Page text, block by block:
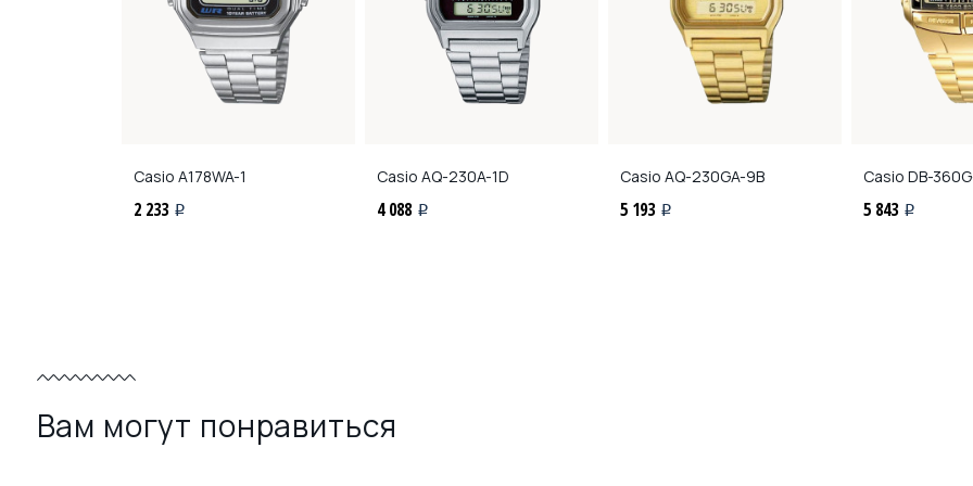
Casio A178WA-1
2 233 i
Casio AQ-230A-1D
4 088 i
Casio AQ-230GA-9B
5 193 i
Casio DB-
5 843 i
Вам могут понравиться